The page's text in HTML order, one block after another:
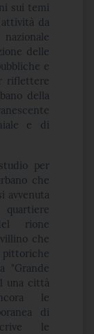
sui temi
da
delle
e
riflettere
della
e di
per
che
avvenuta
rione
che
pittoriche
"Grande
una città
le
di
le